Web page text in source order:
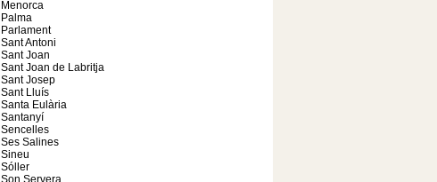
Menorca
Palma
Parlament
Sant Antoni
Sant Joan
Sant Joan de Labritja
Sant Josep
Sant Lluís
Santa Eulària
Santanyí
Sencelles
Ses Salines
Sineu
Sóller
Son Servera